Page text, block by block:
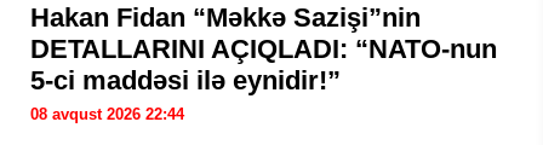
Hakan Fidan “Məkkə Sazişi”nin
DETALLARINI AÇIQLADI: “NATO-nun
5-ci maddəsi ilə eynidir!”
08 avqust 2026 22:44